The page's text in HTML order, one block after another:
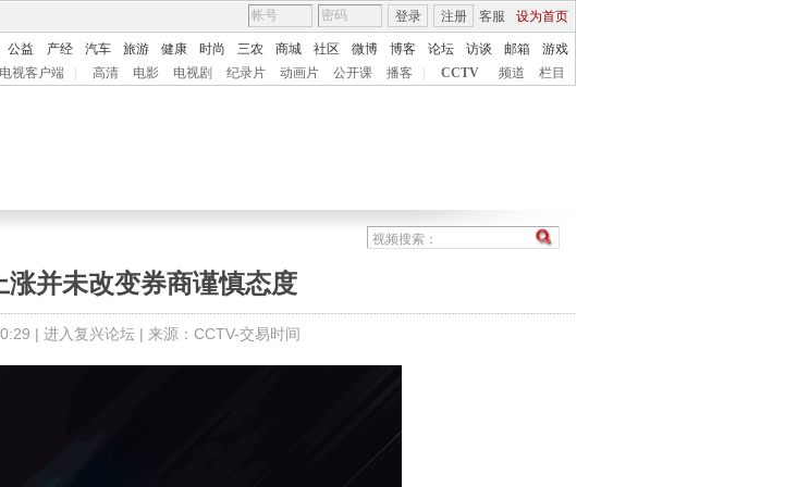
客服 设为首页
登录 注册
公益 产经 汽车 旅游 健康 时尚 三农 商城 社区 微博 博客 论坛 访谈 邮箱
游戏
视客户端 高清 电影 电视剧 纪录片 动画片 公开课 播客 CCTV 频道 栏目
并未改变券商谨慎态度
| 进入复兴论坛 | 来源：CCTV-交易时间